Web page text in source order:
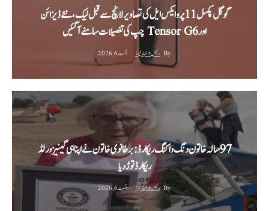
گوگل پکسل 11 پرو ایکس ایل کی تصاویر لانچ سے قبل لیک، نئے ڈیزائن
اور Tensor G6 چپ کی تفصیلات سامنے آ گئیں
By رئیس الاخبار نیوز اگست 6, 2026
‫97 سالہ خاتون ونگ واکنگ ریکارڈ: برطانوی خاتون نے اپنا ہی گینیز ورلڈ
ریکارڈ توڑ دیا‬
By رئیس الاخبار نیوز اگست 6, 2026